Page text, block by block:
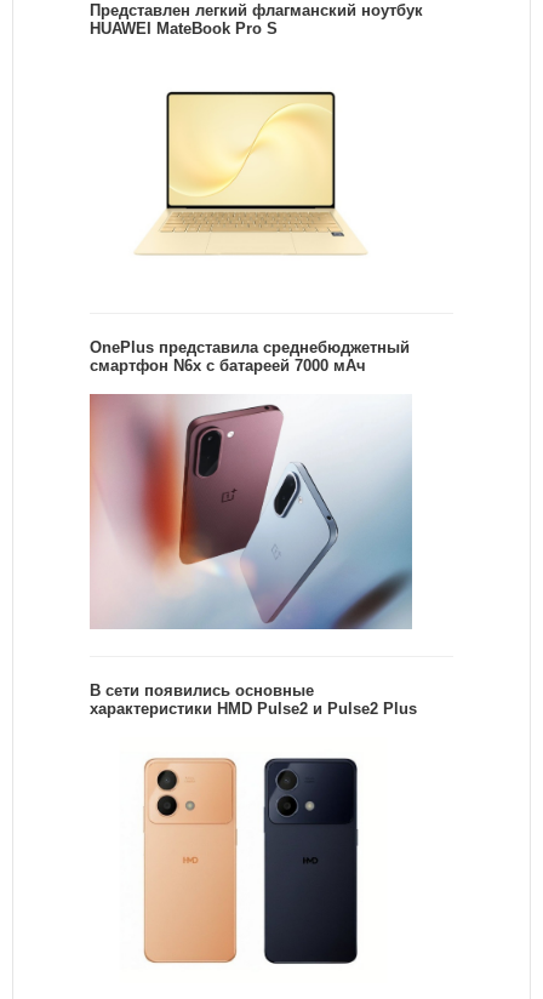
Представлен легкий флагманский ноутбук
HUAWEI MateBook Pro S
OnePlus представила среднебюджетный
смартфон N6x с батареей 7000 мАч
В сети появились основные
характеристики HMD Pulse2 и Pulse2 Plus